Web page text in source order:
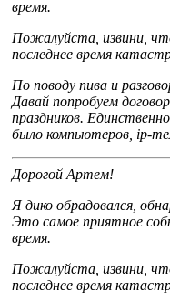
время.
Пожалуйста, извини,
последнее время
По поводу пива и
Давай попробуем
праздников.
было компьютеров, ip-
Дорогой Артем!
Я дико обрадовался,
Это самое приятное
время.
Пожалуйста, извини,
последнее время